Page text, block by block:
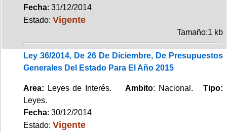
Fecha: 31/12/2014
Estado: Vigente
Tamaño:1 kb
Ley 36/2014, De 26 De Diciembre, De Presupuestos
Generales Del Estado Para El Año 2015
Area: Leyes de Interés.Ambito: Nacional.Tipo:
Leyes.
Fecha: 30/12/2014
Estado: Vigente